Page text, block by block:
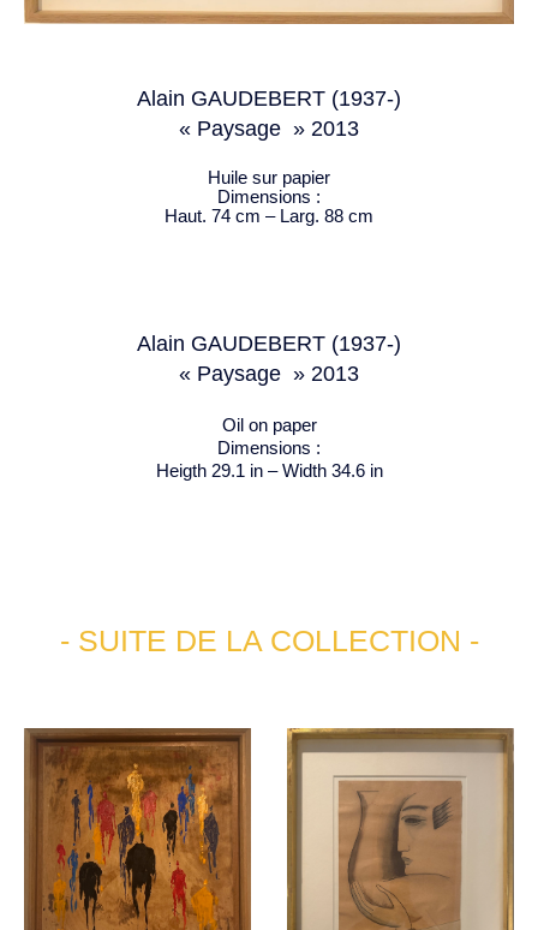
Alain GAUDEBERT (1937-)
« Paysage » 2013
Huile sur papier
Dimensions :
Haut. 74 cm – Larg. 88 cm
Alain GAUDEBERT (1937-)
« Paysage » 2013
Oil on paper
Dimensions :
Heigth 29.1 in – Width 34.6 in
- SUITE DE LA COLLECTION -